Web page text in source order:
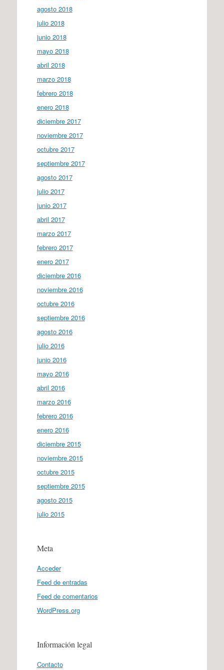
agosto 2018
julio 2018
junio 2018
mayo 2018
abril 2018
marzo 2018
febrero 2018
enero 2018
diciembre 2017
noviembre 2017
octubre 2017
septiembre 2017
agosto 2017
julio 2017
junio 2017
abril 2017
marzo 2017
febrero 2017
enero 2017
diciembre 2016
noviembre 2016
octubre 2016
septiembre 2016
agosto 2016
julio 2016
junio 2016
mayo 2016
abril 2016
marzo 2016
febrero 2016
enero 2016
diciembre 2015
noviembre 2015
octubre 2015
septiembre 2015
agosto 2015
julio 2015
Meta
Acceder
Feed de entradas
Feed de comentarios
WordPress.org
Información legal
Contacto